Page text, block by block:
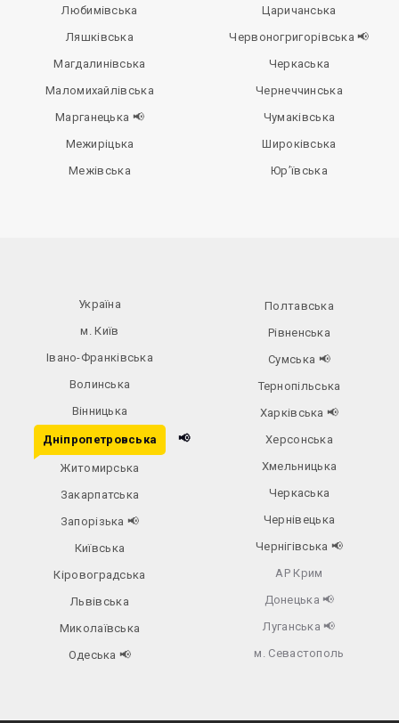
Любимівська
Ляшківська
Магдалинівська
Маломихайлівська
Марганецька 📢
Межиріцька
Межівська
Царичанська
Червоногригорівська 📢
Черкаська
Чернеччинська
Чумаківська
Широківська
Юр’ївська
Україна
м. Київ
Івано-Франківська
Волинська
Вінницька
Дніпропетровська 📢
Житомирська
Закарпатська
Запорізька 📢
Київська
Кіровоградська
Львівська
Миколаївська
Одеська📢
Полтавська
Рівненська
Сумська 📢
Тернопільська
Харківська 📢
Херсонська
Хмельницька
Черкаська
Чернівецька
Чернігівська 📢
АР Крим
Донецька 📢
Луганська 📢
м. Севастополь